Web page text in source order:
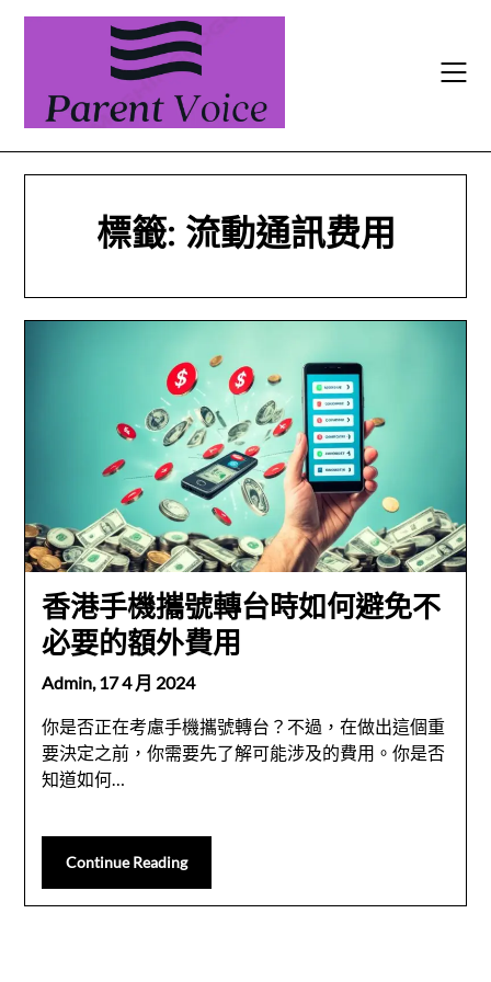
Skip
標籤: 流動通訊费用
香港手機攜號轉台時如何避免不
必要的額外費用
Admin,17 4 月 2024
你是否正在考慮手機攜號轉台？不過，在做出這個重
要決定之前，你需要先了解可能涉及的費用。你是否
知道如何…
Continue Reading